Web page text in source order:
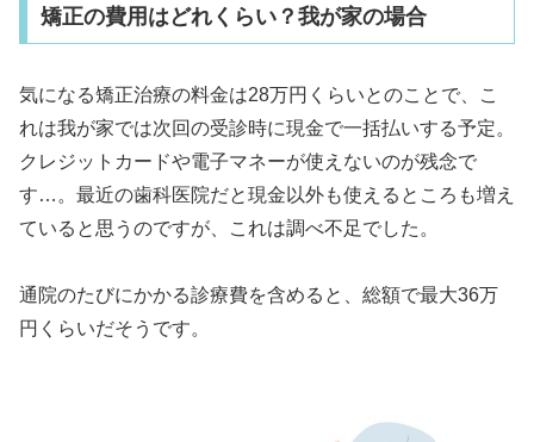
矯正の費用はどれくらい？我が家の場合
気になる矯正治療の料金は28万円くらいとのことで、こ
れは我が家では次回の受診時に現金で一括払いする予定。
クレジットカードや電子マネーが使えないのが残念で
す…。最近の歯科医院だと現金以外も使えるところも増え
ていると思うのですが、これは調べ不足でした。
通院のたびにかかる診療費を含めると、総額で最大36万
円くらいだそうです。